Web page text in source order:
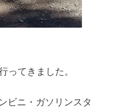
ってきました。
ビニ・ガソリンスタ